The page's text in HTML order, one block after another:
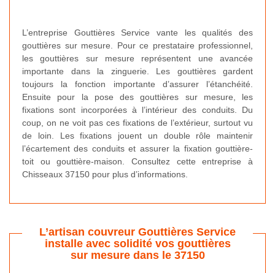
L’entreprise Gouttières Service vante les qualités des
gouttières sur mesure. Pour ce prestataire professionnel,
les gouttières sur mesure représentent une avancée
importante dans la zinguerie. Les gouttières gardent
toujours la fonction importante d’assurer l’étanchéité.
Ensuite pour la pose des gouttières sur mesure, les
fixations sont incorporées à l’intérieur des conduits. Du
coup, on ne voit pas ces fixations de l’extérieur, surtout vu
de loin. Les fixations jouent un double rôle maintenir
l’écartement des conduits et assurer la fixation gouttière-
toit ou gouttière-maison. Consultez cette entreprise à
Chisseaux 37150 pour plus d’informations.
L’artisan couvreur Gouttières Service
installe avec solidité vos gouttières
sur mesure dans le 37150